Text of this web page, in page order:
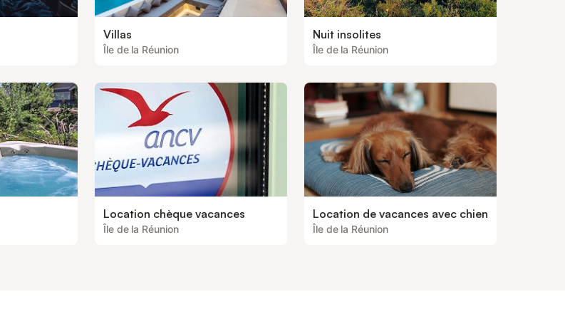
Villas
Île de la Réunion
Nuit insolites
Île de la Réunion
Location chèque vacances
Île de la Réunion
Location de vacances avec chien
Île de la Réunion